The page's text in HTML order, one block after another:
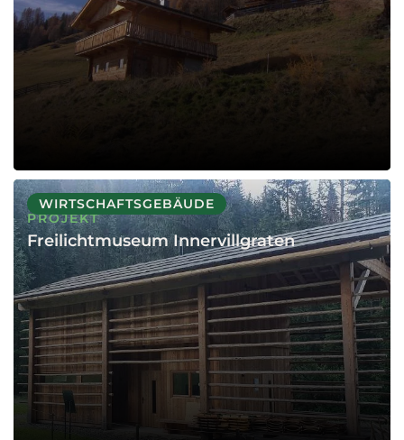
PROJEKT
Freilichtmuseum Innervillgraten
WIRTSCHAFTSGEBÄUDE